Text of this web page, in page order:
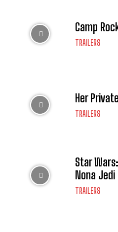
Camp
TRAILERS
Her
TRAILERS
Star
Nona
TRAILERS